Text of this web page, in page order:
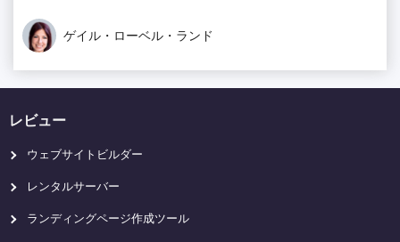
ゲイル・ローベル・ランド
レビュー
ウェブサイトビルダー
レンタルサーバー
ランディングページ作成ツール